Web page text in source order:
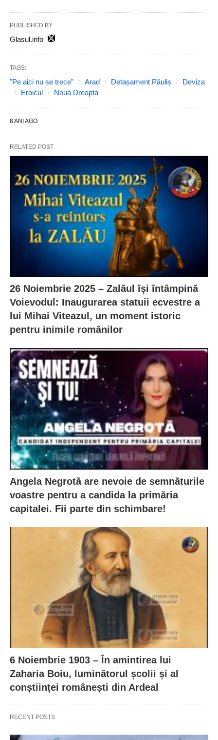
PUBLISHED BY
Glasul.info
TAGS:
"Pe aici nu se trece” Arad Detașament Păuliș
Deviza
Eroicul
Noua Dreapta
8 ANI AGO
RELATED POST
26 Noiembrie 2025 – Zalăul își întâmpină
Voievodul: Inaugurarea statuii ecvestre a
lui Mihai Viteazul, un moment istoric
pentru inimile românilor
Angela Negrotă are nevoie de semnăturile
voastre pentru a candida la primăria
capitalei. Fii parte din schimbare!
6 Noiembrie 1903 – În amintirea lui
Zaharia Boiu, luminătorul școlii și al
conștiinței românești din Ardeal
RECENT POSTS